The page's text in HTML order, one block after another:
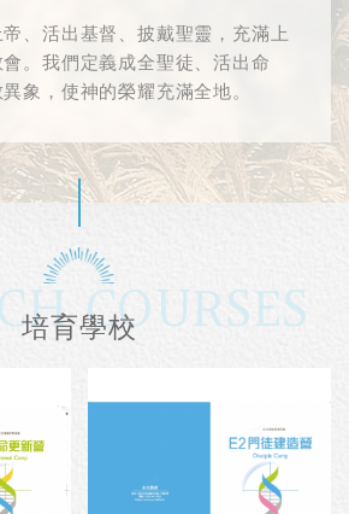
、活出基督、披戴聖靈，充滿上
。我們定義成全聖徒、活出命
象，使神的榮耀充滿全地。
COURSES
培育學校